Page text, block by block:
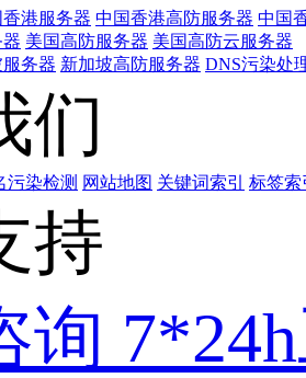
港服务器 中国香港高防服务器 中国
美国高防服务器 美国高防云服务器
务器 新加坡高防服务器 DNS污染处
们
污染检测 网站地图 关键词索引 标签索
持
询